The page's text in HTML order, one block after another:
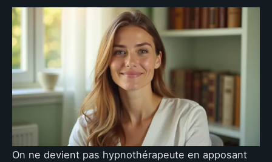
On ne devient pas hypnothérapeute en apposant